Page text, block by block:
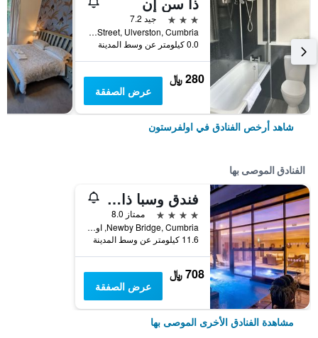
3 نجوم
جيد 7.2
Market Street, Ulverston, Cumbria, اولفرستون, المملكة المتحدة
0.0 كيلومتر عن وسط المدينة
280 ﷼
عرض الصفقة
شاهد أرخص الفنادق في اولفرستون
الفنادق الموصى بها
فندق وسبا ذا سوآن
4 نجوم
ممتاز 8.0
Newby Bridge, Cumbria, اولفرستون, المملكة المتحدة
11.6 كيلومتر عن وسط المدينة
708 ﷼
عرض الصفقة
مشاهدة الفنادق الأخرى الموصى بها